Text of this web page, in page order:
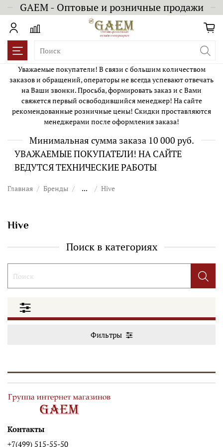
GAEM - Оптовые и розничные продажи
Уважаемые покупатели! В связи с большим количеством
заказов и обращений, операторы не всегда успевают отвечать
на Ваши звонки. Просьба, формировать заказ и с Вами
свяжется первый освободившийся менеджер! На сайте
рекомендованные розничные цены! Скидки проставляются
менеджерами после оформления заказа!
Минимальная сумма заказа 10 000 руб.
УВАЖАЕМЫЕ ПОКУПАТЕЛИ! НА САЙТЕ
ВЕДУТСЯ ТЕХНИЧЕСКИЕ РАБОТЫ
Главная Бренды ... Hive
Hive
Поиск в категориях
Фильтры
Контакты
+7(499) 515-55-50